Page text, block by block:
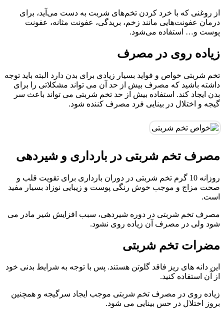
از روغنی که با خرد کردن تخم‌های شربت به دست می‌آید، برای
درمان عفونت‌هایی مانند زخم، بریدگی، عفونت مثانه، عفونت
پوست و… استفاده می‌شود.
زیاده روی در مصرف
تخم شربتی خواص و فواید بسیار زیادی برای بدن دارد البته باید توجه
داشته باشید که مصرف بیش از حد آن می تواند مشکلاتی را برای
بدن ایجاد کند. استفاده بیش از حد تخم شربتی می تواند باعث سر
گیجه و اختلال در بینایی فرد مصرف کننده شود.
مصرف تخم شربتی در بارداری و شیردهی
روزانه 10 گرم تخم شربتی در دوران بارداری برای تقویت قلب و
صحت مزاج و موجب خوش رنگی پوست و زیبایی نوزاد بسیار مفید
است.
مصرف تخم شربتی در دوره شیردهی، سبب افزایش شیر مادر می
شود ولی در مصرف آن زیاده روی نشود.
مضرات تخم شربتی
این دانه های ریز فاقد گلوتن هستند. پس با توجه به شرایط بدنی خود
از آن استفاده کنید.
زیاده روی در مصرف تخم شربتی موجب ایجاد سرگیجه و همچنین
بروز اختلال در حس بینایی می شود.